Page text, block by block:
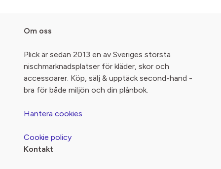
Om oss
Plick är sedan 2013 en av Sveriges största
nischmarknadsplatser för kläder, skor och
accessoarer. Köp, sälj & upptäck second-hand -
bra för både miljön och din plånbok.
Hantera cookies
Cookie policy
Kontakt